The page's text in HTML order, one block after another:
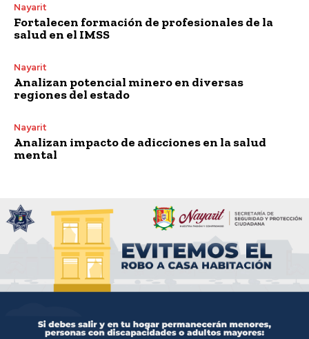
Nayarit
Fortalecen formación de profesionales de la
salud en el IMSS
Nayarit
Analizan potencial minero en diversas
regiones del estado
Nayarit
Analizan impacto de adicciones en la salud
mental